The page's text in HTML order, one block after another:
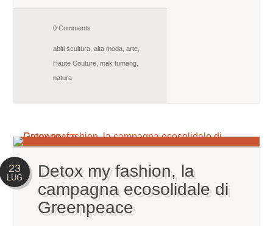
0 Comments
abiti scultura ,alta moda ,arte
Haute Couture ,mak tumang
natura
23
LUG
Detox my fashion, la
campagna ecosolidale di
Greenpeace